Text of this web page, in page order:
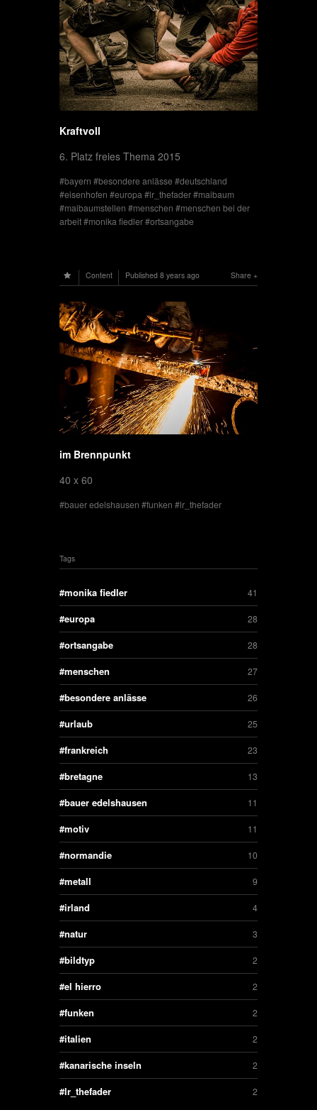
Kraftvoll
6. Platz freies Thema 2015
bayern besondere anlässe deutschland
eisenhofen
europa lr_thefader
maibaum
maibaumstellen
menschen
menschen bei der
arbeit
monika fiedler ortsangabe
Share
Content Published 8 years ago
im Brennpunkt
40 x 60
bauer edelshausen funken lr_thefader
Tags
41
monika fiedler
28
europa
28
ortsangabe
27
menschen
26
besondere anlässe
25
urlaub
23
frankreich
13
bretagne
11
bauer edelshausen
11
motiv
10
normandie
9
metall
4
irland
3
natur
2
bildtyp
2
el hierro
2
funken
2
italien
2
kanarische inseln
2
lr_thefader